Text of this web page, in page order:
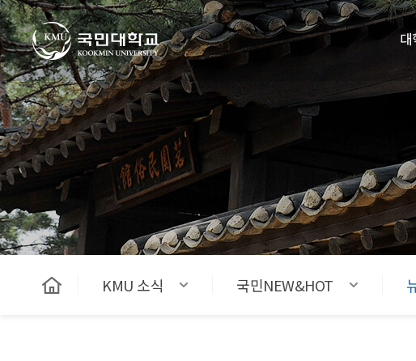
국민대학교
KMU 소식 국민NEW&HOT